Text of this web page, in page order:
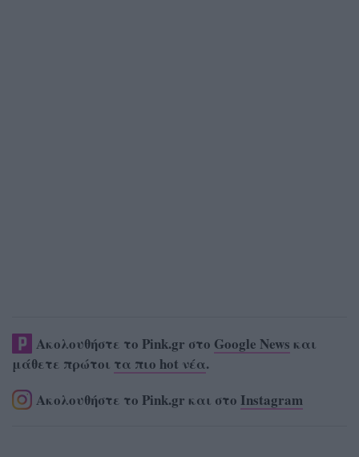
Ακολουθήστε το Pink.gr στο Google News και
μάθετε πρώτοι τα πιο hot νέα.
Ακολουθήστε το Pink.gr και στο Instagram